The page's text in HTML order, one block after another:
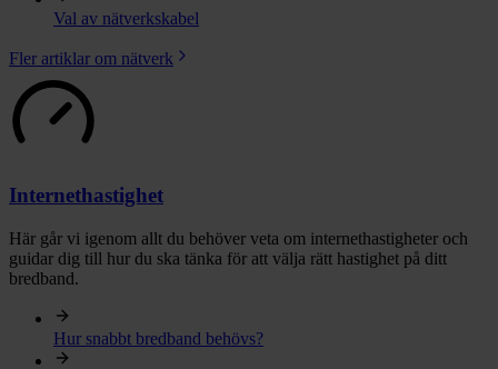
Val av nätverkskabel
Fler artiklar om nätverk
Internethastighet
Här går vi igenom allt du behöver veta om internethastigheter och
guidar dig till hur du ska tänka för att välja rätt hastighet på ditt
bredband.
Hur snabbt bredband behövs?